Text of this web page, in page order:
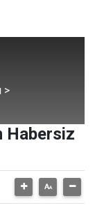
>
Habersiz